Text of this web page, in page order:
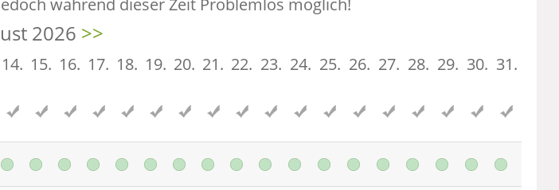
während dieser Zeit Problemlos möglich!
2026 >>
14. 15. 16. 17. 18. 19. 20. 21. 22. 23. 24. 25. 26. 27. 28. 29. 30. 31.